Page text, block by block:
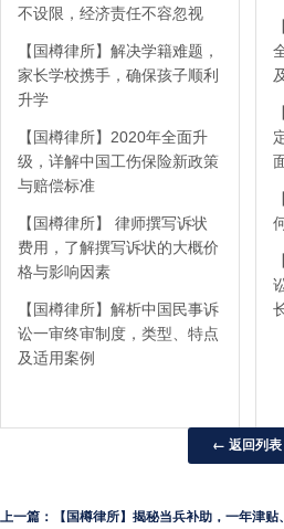
不设限，经济责任不容忽视
【国樽律所】解决学籍难题，
家长学校携手，确保孩子顺利
升学
【国樽律所】2020年全面升
级，详解中国工伤保险新政策
与赔偿标准
【国樽律所】 律师撰写诉状
费用，了解撰写诉状的大概价
格与影响因素
【国樽律所】解析中国民事诉
讼一审终审制度，类型、特点
及适用案例
← 返回列表
上一篇：【国樽律所】揭秘当兵补助，一年津